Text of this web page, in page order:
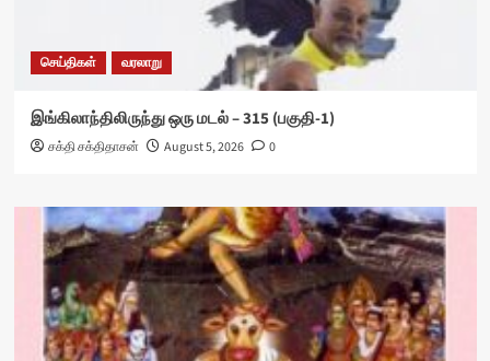
செய்திகள் வரலாறு
இங்கிலாந்திலிருந்து ஒரு மடல் – 315 (பகுதி-1)
சக்தி சக்திதாசன் August 5, 2026 0